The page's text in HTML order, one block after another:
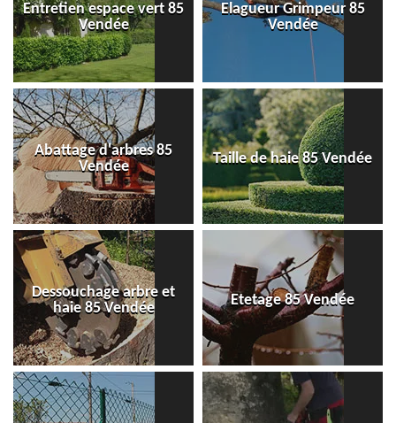
Entretien espace vert 85
Vendée
Elagueur Grimpeur 85
Vendée
Abattage d'arbres 85
Vendée
Taille de haie 85 Vendée
Dessouchage arbre et
haie 85 Vendée
Etetage 85 Vendée